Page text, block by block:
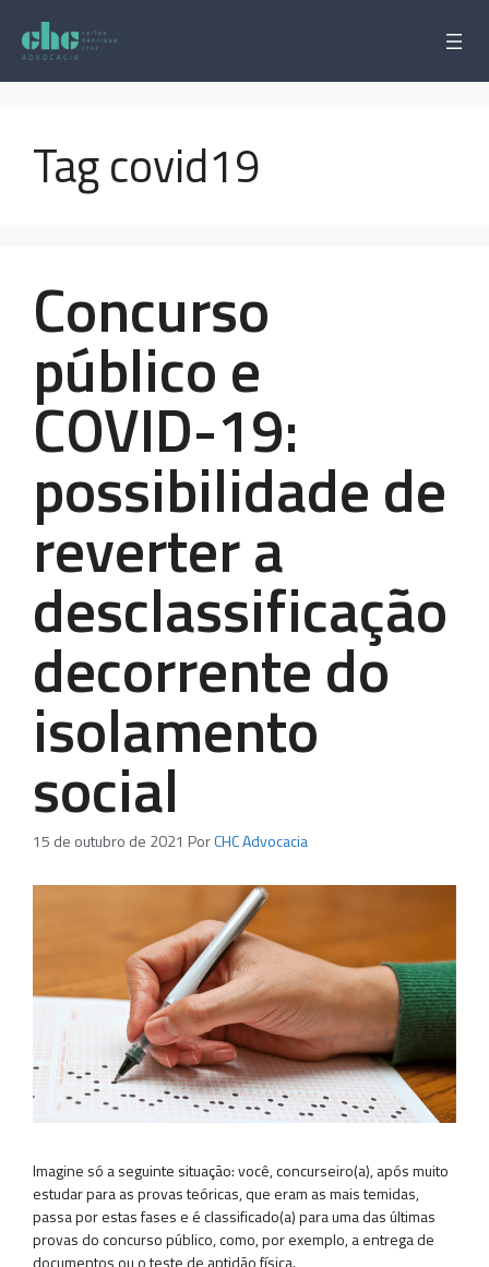
para
conteúdo
Tag covid19
Concurso
público e
COVID-19:
possibilidade de
reverter a
desclassificação
decorrente do
isolamento
social
15 de outubro de 2021 PorCHC Advocacia
Imagine só a seguinte situação: você, concurseiro(a), após muito
estudar para as provas teóricas, que eram as mais temidas,
passa por estas fases e é classificado(a) para uma das últimas
provas do concurso público, como, por exemplo, a entrega de